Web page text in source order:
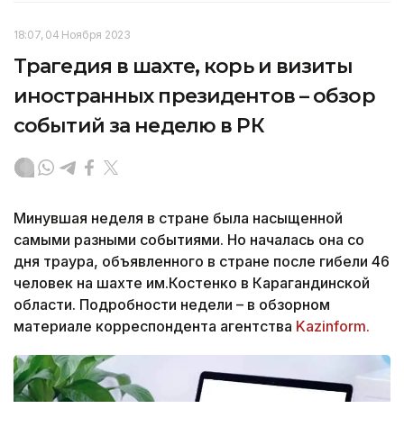
18:07, 04 Ноября 2023
Трагедия в шахте, корь и визиты
иностранных президентов – обзор
событий за неделю в РК
Минувшая неделя в стране была насыщенной
самыми разными событиями. Но началась она со
дня траура, объявленного в стране после гибели 46
человек на шахте им.Костенко в Карагандинской
области. Подробности недели – в обзорном
материале корреспондента агентства Kazinform.